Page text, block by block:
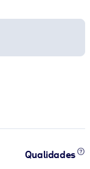
Qualidades